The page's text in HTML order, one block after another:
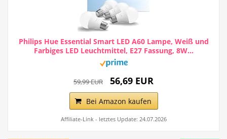
Philips Hue Essential Smart LED A60 Lampe, Weiß und
Farbiges LED Leuchtmittel, E27 Fassung, 8W...
59,99 EUR 56,69 EUR
Bei Amazon kaufen
Affiliate-Link - letztes Update: 24.07.2026